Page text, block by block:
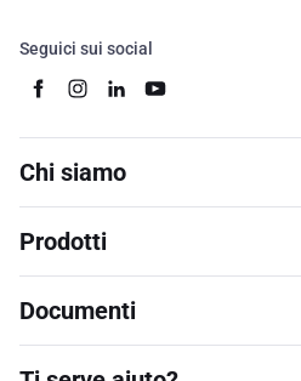
Seguici sui social
Chi siamo
Prodotti
Documenti